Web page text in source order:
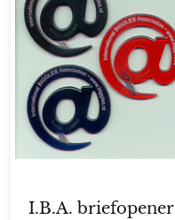
I.B.A. briefopener